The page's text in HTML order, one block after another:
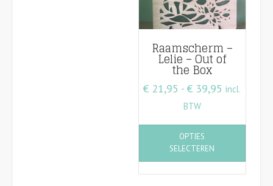
Raamscherm –
Lelie – Out of
the Box
€ 21,95 - € 39,95
tot
incl.
BTW
OPTIES
SELECTEREN
Dit